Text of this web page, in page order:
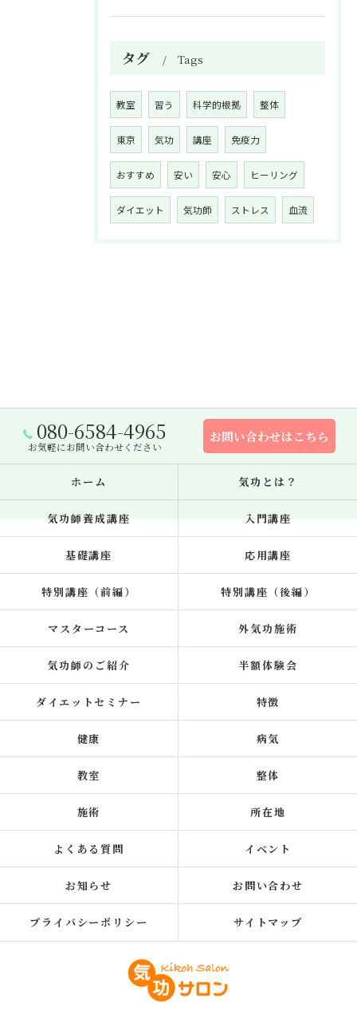
タグ Tags
教室 習う 科学的根拠 整体
東京 気功 講座 免疫力
おすすめ 安い 安心 ヒーリング
ダイエット 気功師 ストレス 血流
080-6584-4965
お気軽にお問い合わせください
お問い合わせはこちら
ホーム 気功とは？
気功師養成講座 入門講座
基礎講座 応用講座
特別講座（前編） 特別講座（後編）
マスターコース 外気功施術
気功師のご紹介 半額体験会
ダイエットセミナー 特徴
健康 病気
教室 整体
施術 所在地
よくある質問 イベント
お知らせ お問い合わせ
プライバシーポリシー サイトマップ